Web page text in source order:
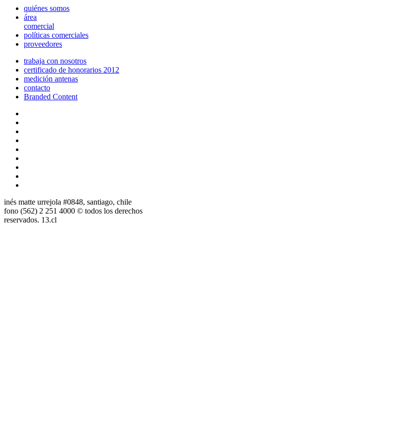
quiénes somos
área
comercial
políticas comerciales
proveedores
trabaja con nosotros
certificado de honorarios 2012
medición antenas
contacto
Branded Content
inés matte urrejola #0848, santiago, chile
fono (562) 2 251 4000 © todos los derechos
reservados. 13.cl